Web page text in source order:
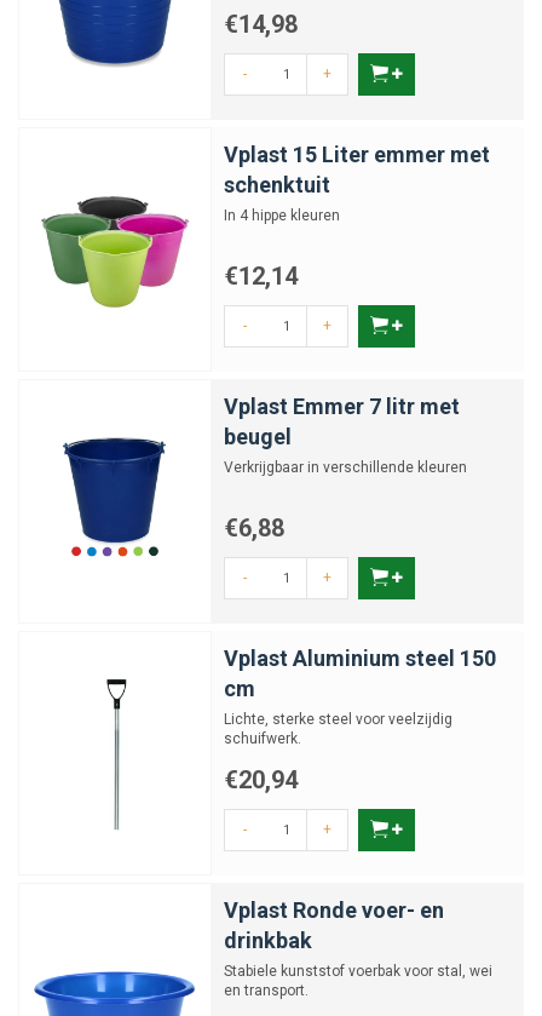
€14,98
- +
Vplast 15 Liter emmer met
schenktuit
In 4 hippe kleuren
€12,14
- +
Vplast Emmer 7 litr met
beugel
Verkrijgbaar in verschillende kleuren
€6,88
- +
Vplast Aluminium steel 150
cm
Lichte, sterke steel voor veelzijdig
schuifwerk.
€20,94
- +
Vplast Ronde voer- en
drinkbak
Stabiele kunststof voerbak voor stal, wei
en transport.